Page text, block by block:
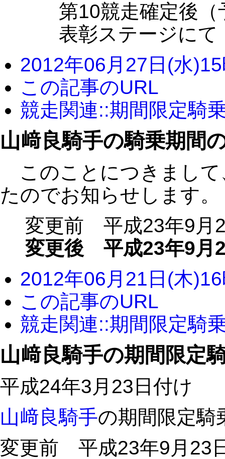
第10競走確定後（予
表彰ステージにて
2012年06月27日(水
この記事のURL
競走関連::期間限定騎
山﨑良騎手の騎乗期間
このことにつきまして
たのでお知らせします。
変更前 平成23年9月
変更後 平成23年9月
2012年06月21日(木
この記事のURL
競走関連::期間限定騎
山﨑良騎手の期間限定
平成24年3月23日付け
山﨑良騎手の期間限定騎
変更前 平成23年9月23